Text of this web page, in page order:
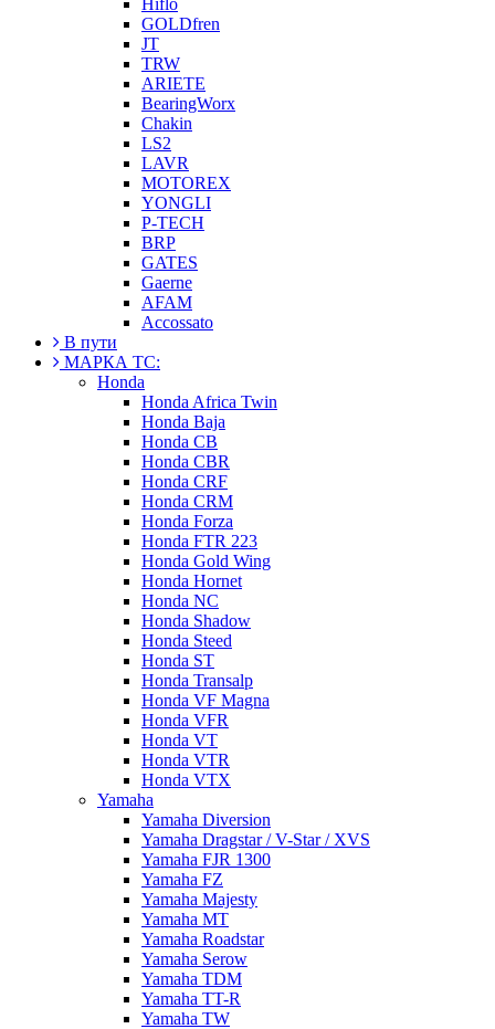
Hiflo
GOLDfren
JT
TRW
ARIETE
BearingWorx
Chakin
LS2
LAVR
MOTOREX
YONGLI
P-TECH
BRP
GATES
Gaerne
AFAM
Accossato
В пути
МАРКА ТС:
Honda
Honda Africa Twin
Honda Baja
Honda CB
Honda CBR
Honda CRF
Honda CRM
Honda Forza
Honda FTR 223
Honda Gold Wing
Honda Hornet
Honda NC
Honda Shadow
Honda Steed
Honda ST
Honda Transalp
Honda VF Magna
Honda VFR
Honda VT
Honda VTR
Honda VTX
Yamaha
Yamaha Diversion
Yamaha Dragstar / V-Star / XVS
Yamaha FJR 1300
Yamaha FZ
Yamaha Majesty
Yamaha MT
Yamaha Roadstar
Yamaha Serow
Yamaha TDM
Yamaha TT-R
Yamaha TW